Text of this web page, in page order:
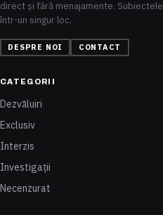
direct și fără menajamente.
într-un singur loc.
DESPRE NOI CONTACT
CATEGORII
Dezvăluiri
Exclusiv
Interzis
Investigații
Necenzurat